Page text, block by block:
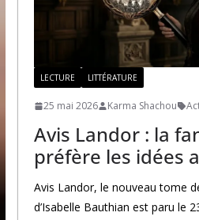
LECTURE LITTÉRATURE
25 mai 2026 Karma Shachou
Avis Landor : la
préfère les idées
Avis Landor, le nouveau tome
d’Isabelle Bauthian est paru le